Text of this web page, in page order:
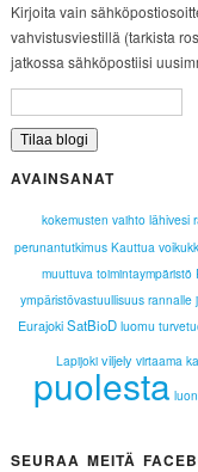
Kirjoita vain
vahvistusviestillä (tarkista
jatkossa sähköpostiisi
AVAINSANAT
kokemusten vaihto lähivesi
perunantutkimus Kauttua
muuttuva toimintaympäristö
ympäristövastuullisuus rannalle
Eurajoki SatBioD luomu
Lapijoki viljely virtaama
puolesta
SEURAA MEITÄ